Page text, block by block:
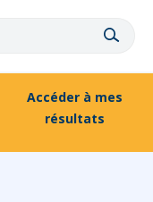
Accéder à mes
résultats